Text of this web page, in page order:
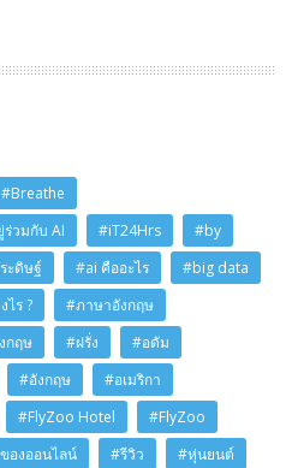
#Breathe
วมกับ AI #iT24Hrs
#by
ะดิษฐ์ #ai คืออะไร
#big data
ร ?
#ภาษาอังกฤษ
กฤษ #ฝรั่ง
#อดัม
#อังกฤษ
#อเมริกา
#FlyZoo Hotel
#FlyZoo
องออนไลน์ #รีวิว
#หุ่นยนต์